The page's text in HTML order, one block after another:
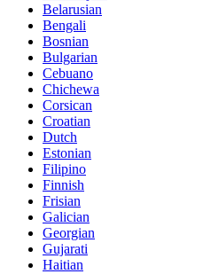
Belarusian
Bengali
Bosnian
Bulgarian
Cebuano
Chichewa
Corsican
Croatian
Dutch
Estonian
Filipino
Finnish
Frisian
Galician
Georgian
Gujarati
Haitian